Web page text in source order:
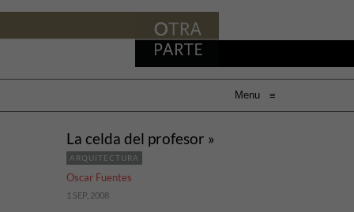
Menu ≡
La celda del profesor »
ARQUITECTURA
Oscar Fuentes
1 SEP, 2008